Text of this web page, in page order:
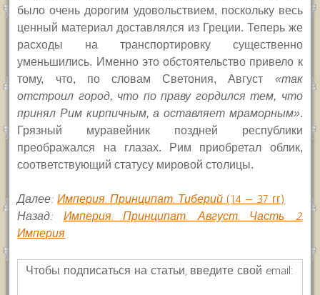
было очень дорогим удовольствием, поскольку весь
ценный материал доставлялся из Греции. Теперь же
расходы на транспортировку существенно
уменьшились. Именно это обстоятельство привело к
тому, что, по словам Светония, Август «так
отстроил город, что по праву гордился тем, что
принял Рим кирпичным, а оставляет мраморным».
Грязный муравейник поздней республики
преображался на глазах.
Рим приобретал облик,
соответствующий статусу мировой столицы.
Далее:Империя. Принципат. Тиберий (14 — 37 гг)
Назад: Империя. Принципат. Август. Часть 2.
Империя
Чтобы подписаться на статьи, введите свой email: